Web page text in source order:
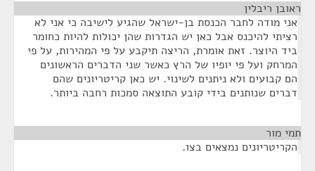
ראובן ריבלין
אני מודה לחבר הכנסת בן-ישראל שהגיע לישיבה כי אני לא
רציתי להיכנס אבל כאן יש הגדרות שהן יכולות להיות כחומר
ביד היוצר. זאת אומרת, הריצה תיקבע על פי המהירות, על פי
המרחק ועל פי יופיו של הרץ כאשר שני הדברים הראשונים
הם קבועים ולא ניתנים לשינוי. יש כאן קריטריונים שהם
דברים שנותנים בידי קובע התוצאה סמכות רחבה ביותר.
תמי מור
הקריטריונים נמצאים בצו.